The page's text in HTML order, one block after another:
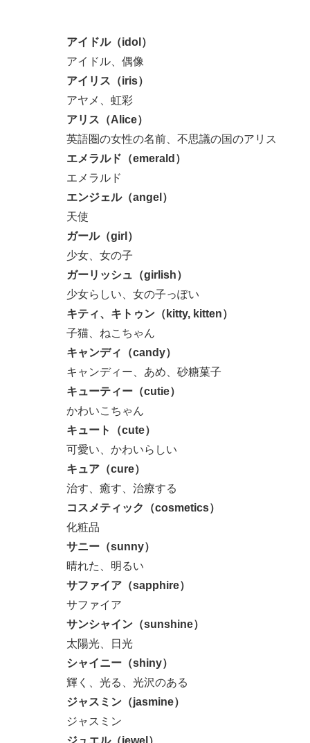
アイドル（idol）
アイドル、偶像
アイリス（iris）
アヤメ、虹彩
アリス（Alice）
英語圏の女性の名前、不思議の国のアリス
エメラルド（emerald）
エメラルド
エンジェル（angel）
天使
ガール（girl）
少女、女の子
ガーリッシュ（girlish）
少女らしい、女の子っぽい
キティ、キトゥン（kitty, kitten）
子猫、ねこちゃん
キャンディ（candy）
キャンディー、あめ、砂糖菓子
キューティー（cutie）
かわいこちゃん
キュート（cute）
可愛い、かわいらしい
キュア（cure）
治す、癒す、治療する
コスメティック（cosmetics）
化粧品
サニー（sunny）
晴れた、明るい
サファイア（sapphire）
サファイア
サンシャイン（sunshine）
太陽光、日光
シャイニー（shiny）
輝く、光る、光沢のある
ジャスミン（jasmine）
ジャスミン
ジュエル（jewel）